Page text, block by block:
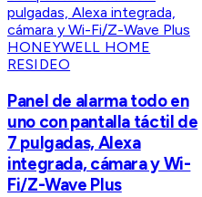
HONEYWELL HOME
RESIDEO
Panel de alarma todo en
uno con pantalla táctil de
7 pulgadas, Alexa
integrada, cámara y Wi-
Fi/Z-Wave Plus